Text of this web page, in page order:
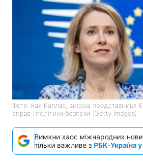
Фото: Кая Каллас, висока представниця
справ і політики безпеки (Getty Images)
Вимкни хаос міжнародних
тільки важливе з РБК-Україна